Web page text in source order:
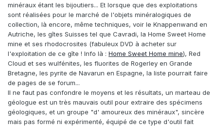
minéraux étant les bijoutiers... Et lorsque que des exploitations
sont réalisées pour le marché de l'objets minéralogiques de
collection, là encore, même techniques, voir le Knappenwand en
Autriche, les gîtes Suisses tel que Cavradi, la Home Sweet Home
mine et ses rhodocrosites (fabuleux DVD à acheter sur
l'exploitation de ce gîte ! Info là : Home Sweet Home mine), Red
Cloud et ses wulfénites, les fluorites de Rogerley en Grande
Bretagne, les pyrite de Navarun en Espagne, la liste pourrait faire
de pages de se forum...
Il ne faut pas confondre le moyens et les résultats, un marteau de
géologue est un très mauvais outil pour extraire des spécimens
géologiques, et un groupe "d' amoureux des minéraux", sincère
mais pas formé ni expérimenté, équipé de ce type d'outil fait